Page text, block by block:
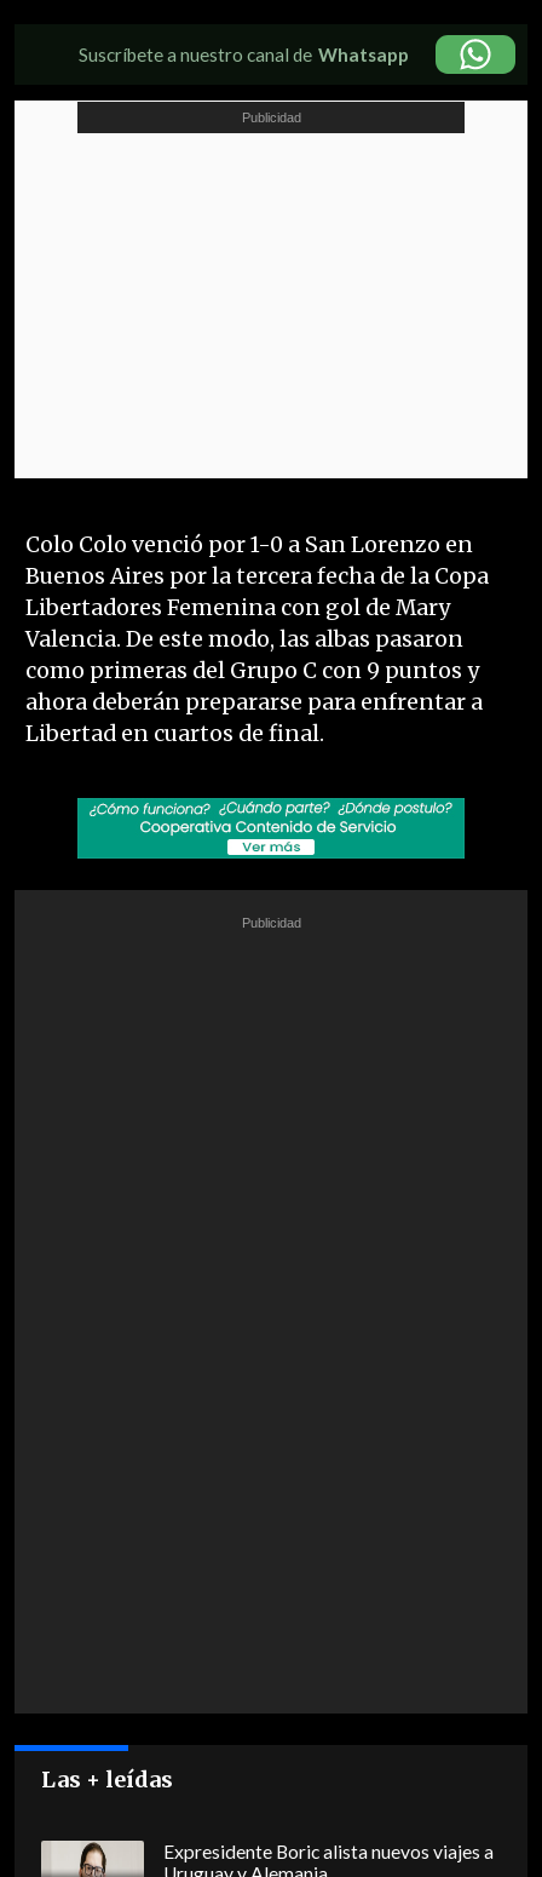
Suscríbete a nuestro canal de Whatsapp
Colo Colo venció por 1-0 a San Lorenzo en
Buenos Aires por la tercera fecha de la Copa
Libertadores Femenina con gol de Mary
Valencia. De este modo, las albas pasaron
como primeras del Grupo C con 9 puntos y
ahora deberán prepararse para enfrentar a
Libertad en cuartos de final.
Las + leídas
Expresidente Boric alista nuevos viajes a